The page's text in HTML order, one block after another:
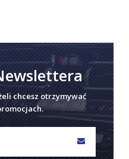
chcesz otrzymywać